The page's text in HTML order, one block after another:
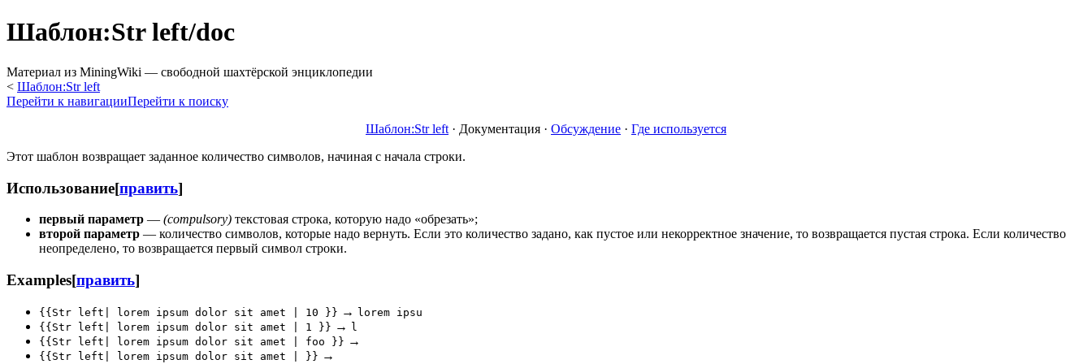
Шаблон:Str left/doc
Материал из MiningWiki — свободной шахтёрской энциклопедии
< Шаблон:Str left
Перейти к навигацииПерейти к поиску
Шаблон:Str left · Документация · Обсуждение · Где используется
Этот шаблон возвращает заданное количество символов, начиная с начала строки.
Использование[править]
первый параметр — (compulsory) текстовая строка, которую надо «обрезать»;
второй параметр — количество символов, которые надо вернуть. Если это количество задано, как пустое или некорректное значение, то возвращается пустая строка. Если количество
неопределено, то возвращается первый символ строки.
Examples[править]
{{Str left| lorem ipsum dolor sit amet | 10 }} → lorem ipsu
{{Str left| lorem ipsum dolor sit amet | 1 }} → l
{{Str left| lorem ipsum dolor sit amet | foo }} →
{{Str left| lorem ipsum dolor sit amet | }} →